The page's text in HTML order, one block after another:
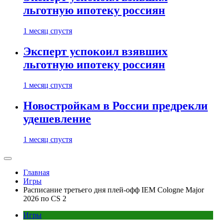
льготную ипотеку россиян
1 месяц спустя
Эксперт успокоил взявших
льготную ипотеку россиян
1 месяц спустя
Новостройкам в России предрекли
удешевление
1 месяц спустя
Главная
Игры
Расписание третьего дня плей-офф IEM Cologne Major
2026 по CS 2
Игры